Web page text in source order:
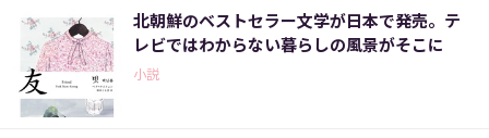
北朝鮮のベストセラー文学が日本で発売。テ
レビではわからない暮らしの風景がそこに
小説